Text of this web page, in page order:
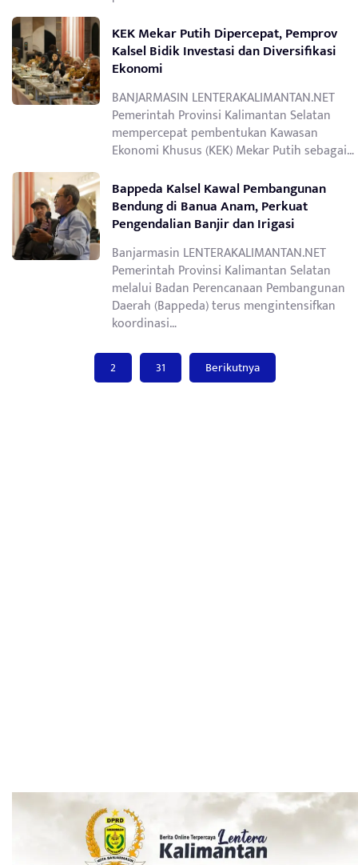
KEK Mekar Putih Dipercepat, Pemprov
Kalsel Bidik Investasi dan Diversifikasi
Ekonomi
BANJARMASIN LENTERAKALIMANTAN.NET
Pemerintah Provinsi Kalimantan Selatan
mempercepat pembentukan Kawasan
Ekonomi Khusus (KEK) Mekar Putih sebagai…
Bappeda Kalsel Kawal Pembangunan
Bendung di Banua Anam, Perkuat
Pengendalian Banjir dan Irigasi
Banjarmasin LENTERAKALIMANTAN.NET
Pemerintah Provinsi Kalimantan Selatan
melalui Badan Perencanaan Pembangunan
Daerah (Bappeda) terus mengintensifkan
koordinasi…
2 31 Berikutnya